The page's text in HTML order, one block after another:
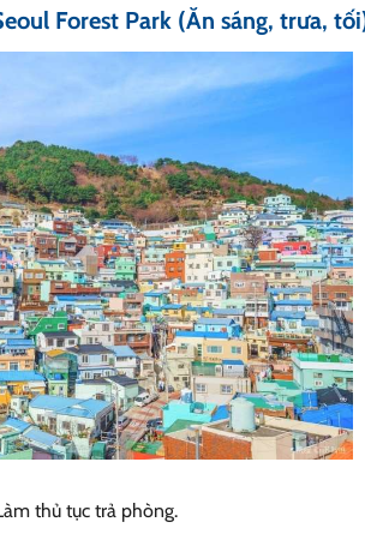
Forest Park (Ăn sáng, trưa,
thủ tục trả phòng.